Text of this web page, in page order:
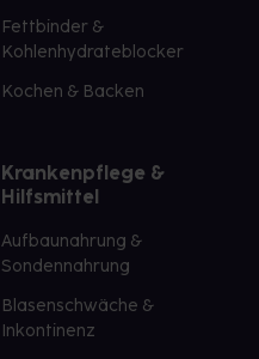
Fettbinder &
Kohlenhydrateblocker
Kochen & Backen
Krankenpflege &
Hilfsmittel
Aufbaunahrung &
Sondennahrung
Blasenschwäche &
Inkontinenz